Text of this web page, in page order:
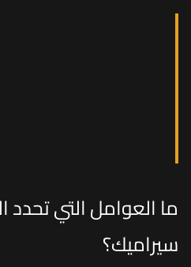
ما العوامل التي تحدد
سيراميك؟